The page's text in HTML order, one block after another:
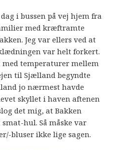
i bussen på vej hjem fra
med kræftramte
Jeg var ellers ved at
var helt forkert.
med temperaturer mellem
til Sjælland begyndte
jo nærmest havde
skyllet i haven aftenen
det mig, at Bakken
hul. Så måske var
bluser ikke lige sagen.